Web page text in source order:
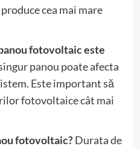
cea mai mare
fotovoltaic este
panou poate afecta
Este important să
fotovoltaice cât mai
fotovoltaic?Durata de